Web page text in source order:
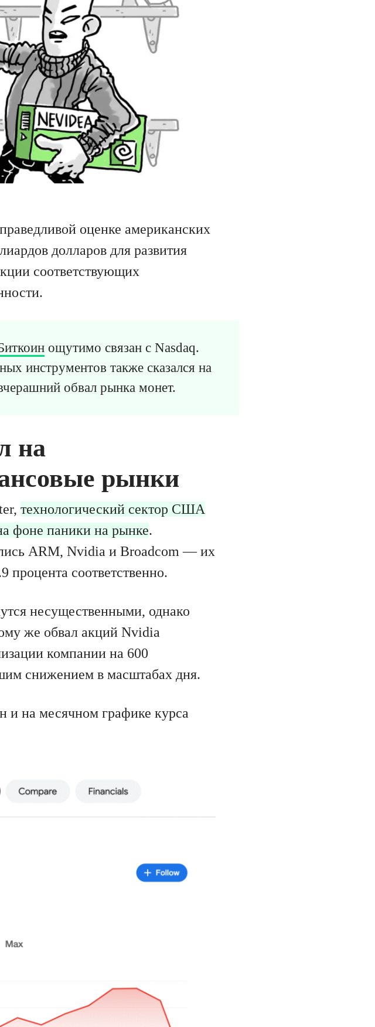
оценке американских
долларов для развития
соответствующих
ощутимо связан с Nasdaq.
инструментов также сказался на
обвал рынка монет.
на
рынки
технологический сектор США
фоне паники на рынке.
ARM, Nvidia и Broadcom — их
соответственно.
несущественными, однако
же обвал акций Nvidia
компании на 600
снижением в масштабах дня.
на месячном графике курса